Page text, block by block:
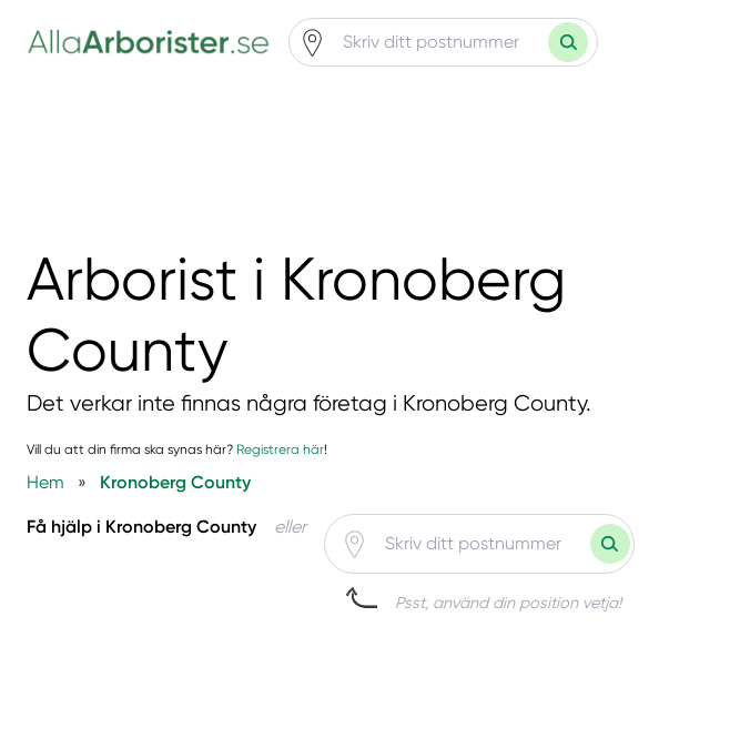
Arborist i Kronoberg
County
Det verkar inte finnas några företag i Kronoberg County.
Vill du att din firma ska synas här? Registrera här!
Hem » Kronoberg County
Få hjälp i Kronoberg County eller
Psst, använd din position vetja!